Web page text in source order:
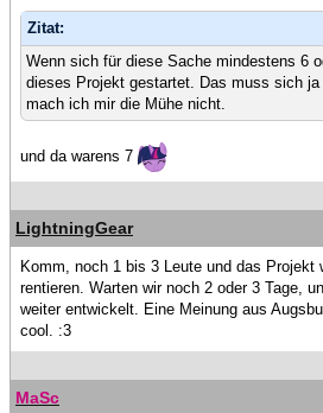
Zitat:
Wenn sich für diese Sache mindestens 6
dieses Projekt gestartet. Das muss sich
mach ich mir die Mühe nicht.
und da warens 7
LightningGear
Komm, noch 1 bis 3 Leute und das Projekt
rentieren. Warten wir noch 2 oder 3 Tage,
weiter entwickelt. Eine Meinung aus
cool. :3
MaSc